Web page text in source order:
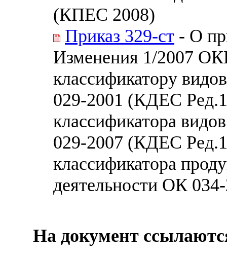
(КПЕС 2008)
Приказ 329-ст - О
Изменения 1/2007
классификатору
029-2001 (КДЕС
классификатора
029-2007 (КДЕС
классификатора
деятельности ОК
На документ